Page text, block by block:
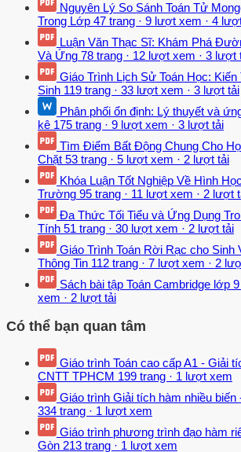
Nguyên Lý So Sánh Toán Tử
Trong Lớp 47 trang · 9 lượt xem · 4
Luận Văn Thạc Sĩ: Khám Phá
Và Ứng 78 trang · 12 lượt xem · 3 lượt
Giáo Trình Lịch Sử Toán Học:
Sinh 119 trang · 33 lượt xem · 3 lượt tải
Phân phối ổn định: Lý thuyết và
kê 175 trang · 9 lượt xem · 3 lượt tải
Tìm Điểm Bất Động Chung Cho
Chặt 53 trang · 5 lượt xem · 2 lượt tải
Khóa Luận Tốt Nghiệp Về Hình
Trường 95 trang · 11 lượt xem · 2 lượt
Đa Thức Tối Tiểu và Ứng Dụng
Tính 51 trang · 30 lượt xem · 2 lượt tải
Giáo Trình Toán Rời Rạc cho Sinh
Thông Tin 112 trang · 7 lượt xem · 2
Sách bài tập Toán Cambridge lớp 9
xem · 2 lượt tải
Có thể bạn quan tâm
Giáo trình Toán cao cấp A1 - Giải
CNTT TPHCM 199 trang · 1 lượt xem
Giáo trình Giải tích hàm nhiều
334 trang · 1 lượt xem
Giáo trình phương trình đạo hàm
Gòn 213 trang · 1 lượt xem